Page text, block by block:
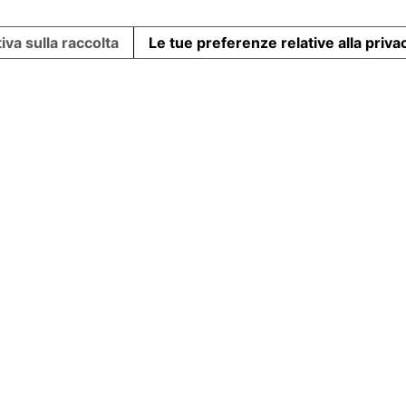
sulla raccolta Le tue preferenze relative alla